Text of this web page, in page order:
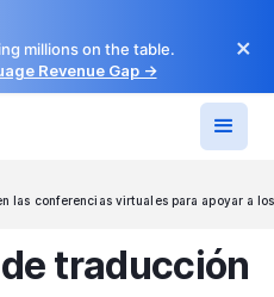
millions on the table.
Revenue Gap →
×
las conferencias virtuales para apoyar a
traducción